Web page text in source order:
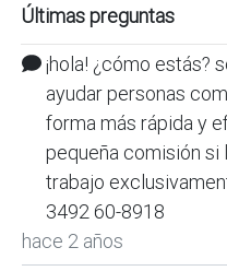
Últimas preguntas
¡hola! ¿cómo estás?
ayudar personas
forma más rápida y
pequeña comisión si
trabajo
3492 60-8918
hace 2 años